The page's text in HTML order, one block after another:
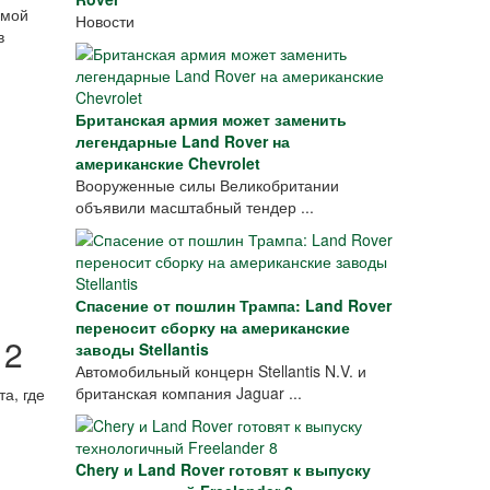
где
Новости
Британская армия может заменить
легендарные Land Rover на
американские Chevrolet
Вооруженные силы Великобритании
объявили масштабный тендер ...
Спасение от пошлин Трампа: Land Rover
переносит сборку на американские
заводы Stellantis
Автомобильный концерн Stellantis N.V. и
британская компания Jaguar ...
Chery и Land Rover готовят к выпуску